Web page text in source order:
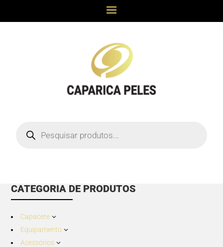
search
CATEGORIA DE PRODUTOS
Capacete 3
Equipamento 3
Acessórios 3